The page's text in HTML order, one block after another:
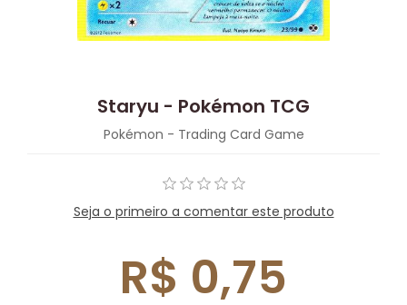
Staryu - Pokémon TCG
Pokémon - Trading Card Game
Seja o primeiro a comentar este produto
R$ 0,75